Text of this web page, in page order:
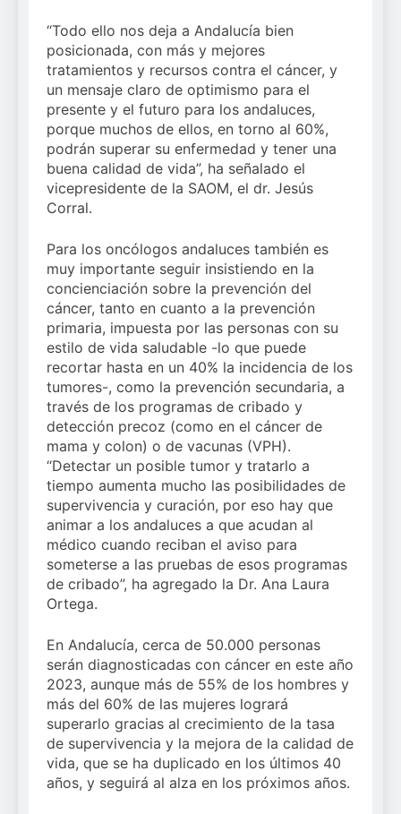
“Todo ello nos deja a Andalucía bien
posicionada, con más y mejores
tratamientos y recursos contra el cáncer, y
un mensaje claro de optimismo para el
presente y el futuro para los andaluces,
porque muchos de ellos, en torno al 60%,
podrán superar su enfermedad y tener una
buena calidad de vida”, ha señalado el
vicepresidente de la SAOM, el dr. Jesús
Corral.
Para los oncólogos andaluces también es
muy importante seguir insistiendo en la
concienciación sobre la prevención del
cáncer, tanto en cuanto a la prevención
primaria, impuesta por las personas con su
estilo de vida saludable -lo que puede
recortar hasta en un 40% la incidencia de los
tumores-, como la prevención secundaria, a
través de los programas de cribado y
detección precoz (como en el cáncer de
mama y colon) o de vacunas (VPH).
“Detectar un posible tumor y tratarlo a
tiempo aumenta mucho las posibilidades de
supervivencia y curación, por eso hay que
animar a los andaluces a que acudan al
médico cuando reciban el aviso para
someterse a las pruebas de esos programas
de cribado”, ha agregado la Dr. Ana Laura
Ortega.
En Andalucía, cerca de 50.000 personas
serán diagnosticadas con cáncer en este año
2023, aunque más de 55% de los hombres y
más del 60% de las mujeres logrará
superarlo gracias al crecimiento de la tasa
de supervivencia y la mejora de la calidad de
vida, que se ha duplicado en los últimos 40
años, y seguirá al alza en los próximos años.